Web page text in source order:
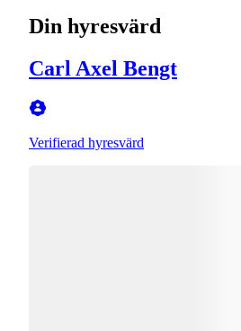
Din hyresvärd
Carl Axel Bengt
Verifierad hyresvärd